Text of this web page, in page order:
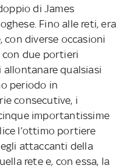
di James
Fino alle reti, era
diverse occasioni
con due portieri
allontanare qualsiasi
periodo in
consecutive, i
importantissime
l’ottimo portiere
attaccanti della
rete e, con essa, la